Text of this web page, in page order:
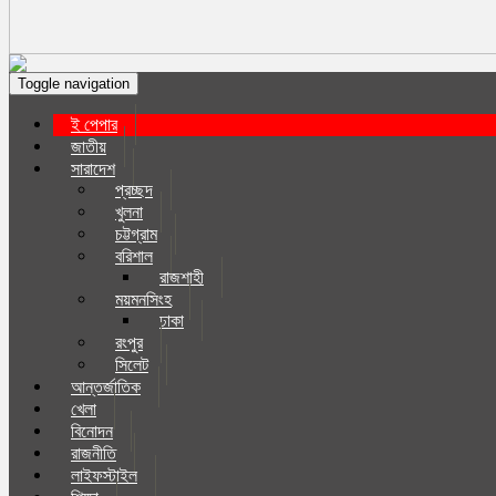
Toggle navigation
ই পেপার
জাতীয়
সারাদেশ
প্রচ্ছদ
খুলনা
চট্টগ্রাম
বরিশাল
রাজশাহী
ময়মনসিংহ
ঢাকা
রংপুর
সিলেট
আন্তর্জাতিক
খেলা
বিনোদন
রাজনীতি
লাইফস্টাইল